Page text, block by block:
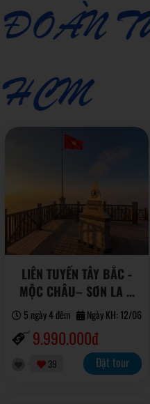
ĐOÀN
HCM
LIÊN TUYẾN TÂY BẮC -
MỘC CHÂU– SƠN LA –
ĐIỆN BIÊN – LAI CHÂU –
SAPA
5 ngày 4 đêm Ngày KH: 12/06
9.990.000đ
39 Đặt tour